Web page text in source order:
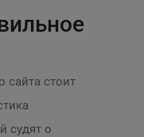
стоит
судят о